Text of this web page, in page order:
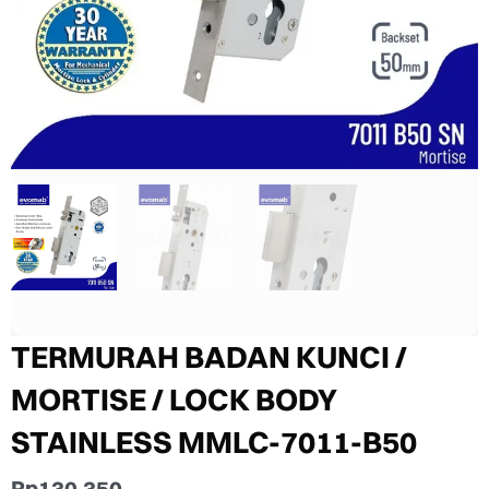
TERMURAH BADAN KUNCI /
MORTISE / LOCK BODY
STAINLESS MMLC-7011-B50